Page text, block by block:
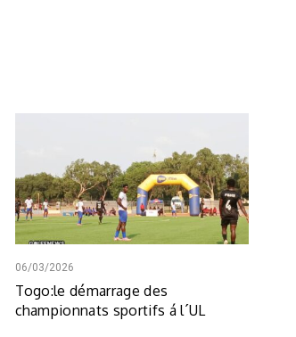
06/03/2026
Togo:le démarrage des
championnats sportifs á l´UL